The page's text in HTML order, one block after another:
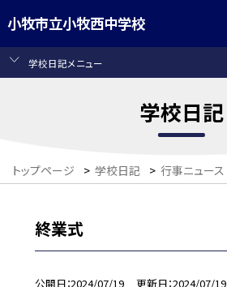
小牧市立小牧西中学校
学校日記メニュー
学校日記
トップページ > 学校日記 > 行事ニュース
終業式
公開日 2024/07/19 更新日 2024/07/19